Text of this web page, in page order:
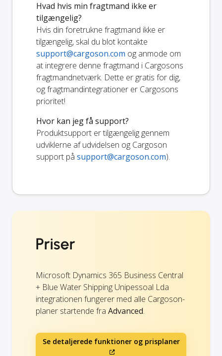
Hvad hvis min fragtmand ikke er
tilgængelig?
Hvis din foretrukne fragtmand ikke er
tilgængelig, skal du blot kontakte
support@cargoson.com og anmode om
at integrere denne fragtmand i Cargosons
fragtmandnetværk. Dette er gratis for dig,
og fragtmandintegrationer er Cargosons
prioritet!
Hvor kan jeg få support?
Produktsupport er tilgængelig gennem
udviklerne af udvidelsen og Cargoson
support på support@cargoson.com).
Priser
Microsoft Dynamics 365 Business Central
+ Blue Water Shipping Unipessoal Lda
integrationen fungerer med alle Cargoson-
planer startende fra Advanced.
Se detaljerede funktioner og prisplaner